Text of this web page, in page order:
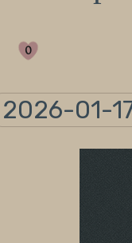
0
2026-01-